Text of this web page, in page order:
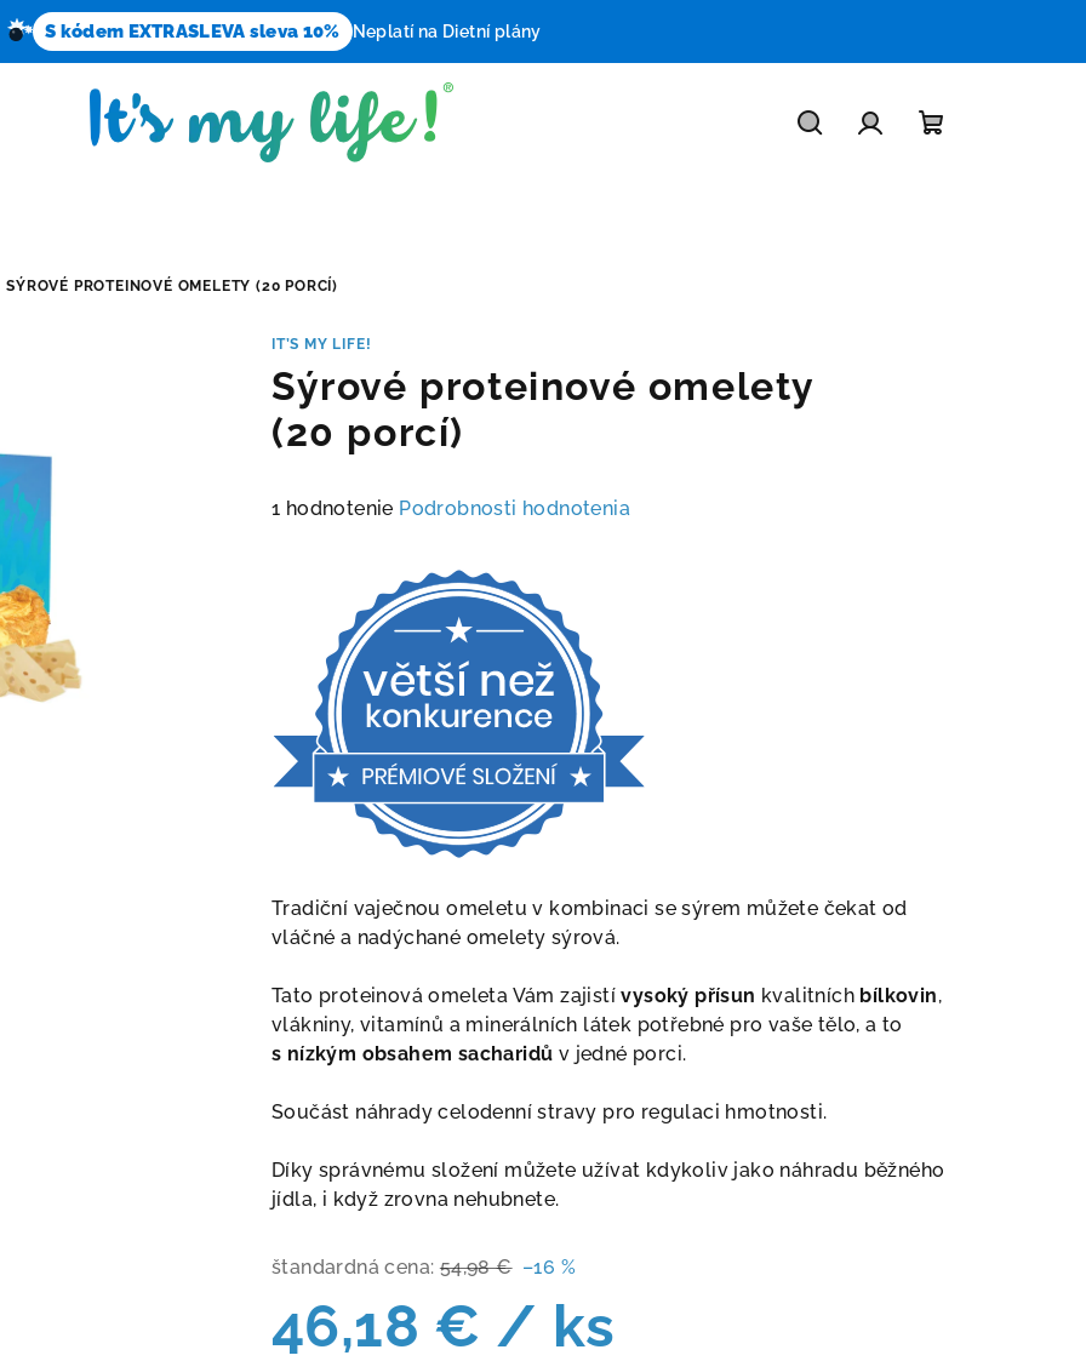
S kódem EXTRASLEVA sleva 10% Neplatí na Dietní plány
SÝROVÉ PROTEINOVÉ OMELETY (20 PORCÍ)
IT’S MY LIFE!
Sýrové proteinové omelety
(20 porcí)
Priemerné
hviezdičiek.
1 hodnotenie Podrobnosti hodnotenia
Tradiční vaječnou omeletu v kombinaci se sýrem můžete čekat od
vláčné a nadýchané omelety sýrová.
Tato proteinová omeleta Vám zajistívysoký přísun kvalitních bílkovin,
vlákniny, vitamínů a minerálních látek potřebné pro vaše tělo, a to
s nízkým obsahem sacharidů v jedné porci.
Součást náhrady celodenní stravy pro regulaci hmotnosti.
Díky správnému složení můžete užívat kdykoliv jako náhradu běžného
jídla, i když zrovna nehubnete.
štandardná cena: 54,98 € –16 %
46,18 € / ks